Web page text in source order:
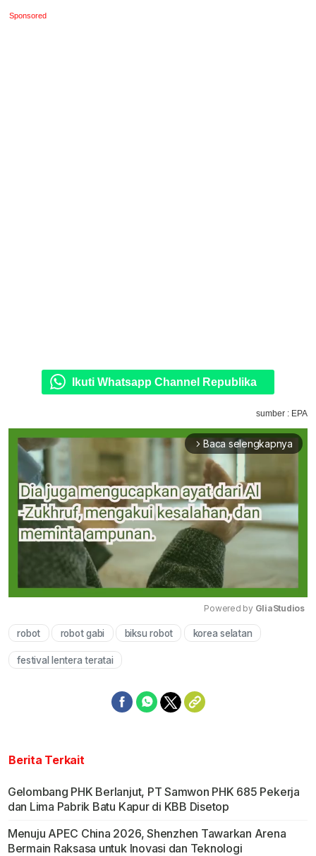
Sponsored
Ikuti Whatsapp Channel Republika
sumber : EPA
arrow_forward_ios Baca selengkapnya
Mute
Powered by GliaStudios
robot robot gabi biksu robot korea selatan
festival lentera teratai
Berita Terkait
Gelombang PHK Berlanjut, PT Samwon PHK 685 Pekerja
dan Lima Pabrik Batu Kapur di KBB Disetop
Menuju APEC China 2026, Shenzhen Tawarkan Arena
Bermain Raksasa untuk Inovasi dan Teknologi